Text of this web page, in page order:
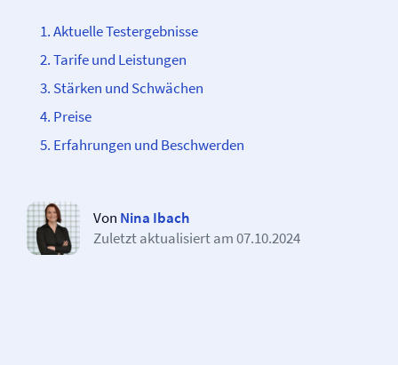
Aktuelle Testergebnisse
Tarife und Leistungen
Stärken und Schwächen
Preise
Erfahrungen und Beschwerden
Von Nina Ibach
Zuletzt aktualisiert am07.10.2024